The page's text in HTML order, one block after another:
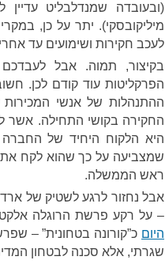
(ובעובדה שמנדלבליט
מיליקובסקי). יתר על כן,
לעכב חקירות ושימועים עד
בקיצור, תמוה. אבל
הפרקליטות עוד קודם לכן.
ההתנהלות של אנשי
החקירה בקושי התחילה. אשר
היא הלקוח היחיד של
שמצביעה על כך שהוא לקח את
ראש הממשלה.
אבל נחזור לרגע לשטיק של
– על רקע פרשת הרוגלה
היום כ”קורונה בטחונית” –
שגרתי, אלא סכנה לבטחון